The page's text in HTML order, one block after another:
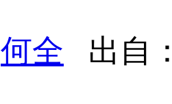
何全 出自